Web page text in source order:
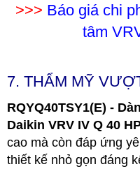
>>> Báo giá chi
tâm
7. THẨM MỸ
RQYQ40TSY1(E) -
Daikin VRV IV Q 40
cao mà còn đáp ứng
thiết kế nhỏ gọn đáng